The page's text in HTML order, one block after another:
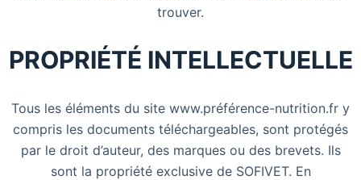
trouver.
PROPRIÉTÉ INTELLECTUELLE
Tous les éléments du site www.préférence-nutrition.fr y
compris les documents téléchargeables, sont protégés
par le droit d’auteur, des marques ou des brevets. Ils
sont la propriété exclusive de SOFIVET. En